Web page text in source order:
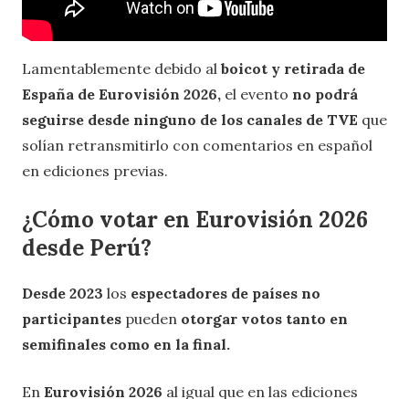
Lamentablemente debido al boicot y retirada de
España de Eurovisión 2026, el evento no podrá
seguirse desde ninguno de los canales de TVE que
solían retransmitirlo con comentarios en español
en ediciones previas.
¿Cómo votar en Eurovisión 2026
desde Perú?
Desde 2023 los espectadores de países no
participantes pueden otorgar votos tanto en
semifinales como en la final.
En Eurovisión 2026 al igual que en las ediciones